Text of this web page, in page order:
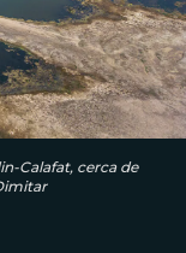
Calafat, cerca de